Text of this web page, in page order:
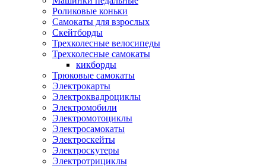
Роликовые коньки
Самокаты для взрослых
Скейтборды
Трехколесные велосипеды
Трехколесные самокаты
кикборды
Трюковые самокаты
Электрокарты
Электроквадроциклы
Электромобили
Электромотоциклы
Электросамокаты
Электроскейты
Электроскутеры
Электротрициклы